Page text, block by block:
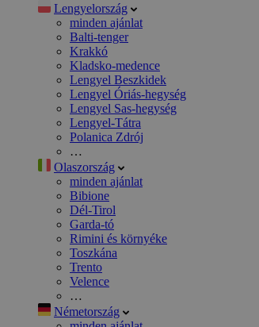
Lengyelország
minden ajánlat
Balti-tenger
Krakkó
Kladsko-medence
Lengyel Beszkidek
Lengyel Óriás-hegység
Lengyel Sas-hegység
Lengyel-Tátra
Polanica Zdrój
…
Olaszország
minden ajánlat
Bibione
Dél-Tirol
Garda-tó
Rimini és környéke
Toszkána
Trento
Velence
…
Németország